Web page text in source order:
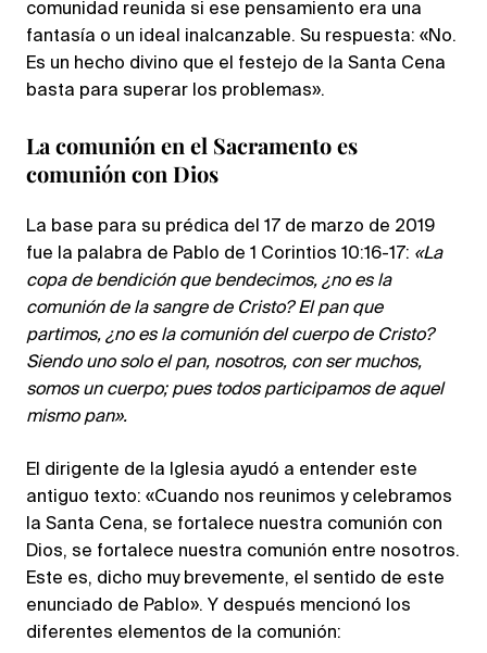
comunidad reunida si ese pensamiento era una
fantasía o un ideal inalcanzable. Su respuesta: «No.
Es un hecho divino que el festejo de la Santa Cena
basta para superar los problemas».
La comunión en el Sacramento es
comunión con Dios
La base para su prédica del 17 de marzo de 2019
fue la palabra de Pablo de 1 Corintios 10:16-17: «La
copa de bendición que bendecimos, ¿no es la
comunión de la sangre de Cristo? El pan que
partimos, ¿no es la comunión del cuerpo de Cristo?
Siendo uno solo el pan, nosotros, con ser muchos,
somos un cuerpo; pues todos participamos de aquel
mismo pan».
El dirigente de la Iglesia ayudó a entender este
antiguo texto: «Cuando nos reunimos y celebramos
la Santa Cena, se fortalece nuestra comunión con
Dios, se fortalece nuestra comunión entre nosotros.
Este es, dicho muy brevemente, el sentido de este
enunciado de Pablo». Y después mencionó los
diferentes elementos de la comunión: